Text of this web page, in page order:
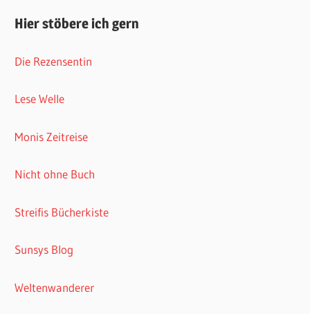
Hier stöbere ich gern
Die Rezensentin
Lese Welle
Monis Zeitreise
Nicht ohne Buch
Streifis Bücherkiste
Sunsys Blog
Weltenwanderer